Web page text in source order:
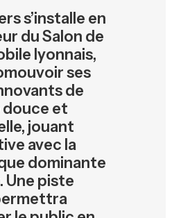
contacter
s’installe en
du Salon de
lyonnais,
ses
de
et
jouant
avec la
dominante
Une piste